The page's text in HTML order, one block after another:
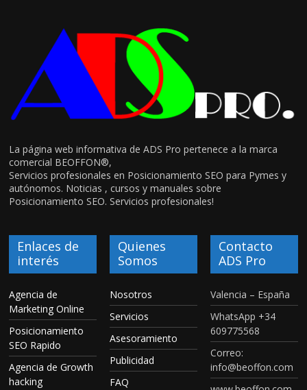
La página web informativa de ADS Pro pertenece a la marca
comercial BEOFFON®,
Servicios profesionales en Posicionamiento SEO para Pymes y
autónomos. Noticias , cursos y manuales sobre
Posicionamiento SEO. Servicios profesionales!
Enlaces de
interés
Agencia de
Marketing Online
Posicionamiento
SEO Rapido
Agencia de Growth
hacking
Quienes
Somos
Nosotros
Servicios
Asesoramiento
Publicidad
FAQ
Contacto
ADS Pro
Valencia – España
WhatsApp +34
609775568
Correo:
info@beoffon.com